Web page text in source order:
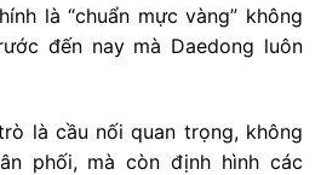
là “chuẩn mực vàng” không
đến nay mà Daedong luôn
là cầu nối quan trọng, không
phối, mà còn định hình các